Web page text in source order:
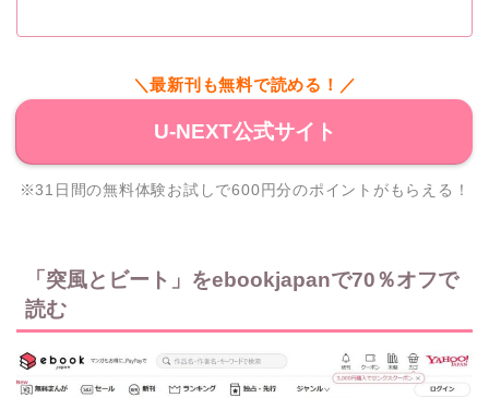
＼最新刊も無料で読める！／
U-NEXT公式サイト
※31日間の無料体験お試しで600円分のポイントがもらえる！
「突風とビート」をebookjapanで70％オフで
読む